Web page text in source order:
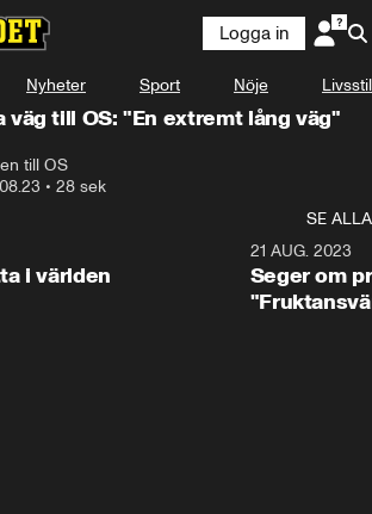
Logga in
Nyheter Sport Nöje Livsstil
väg till OS: "En extremt lång väg"
till OS
• 28 sek
SE ALLA
i världen
21 AUG. 2023
Seger om